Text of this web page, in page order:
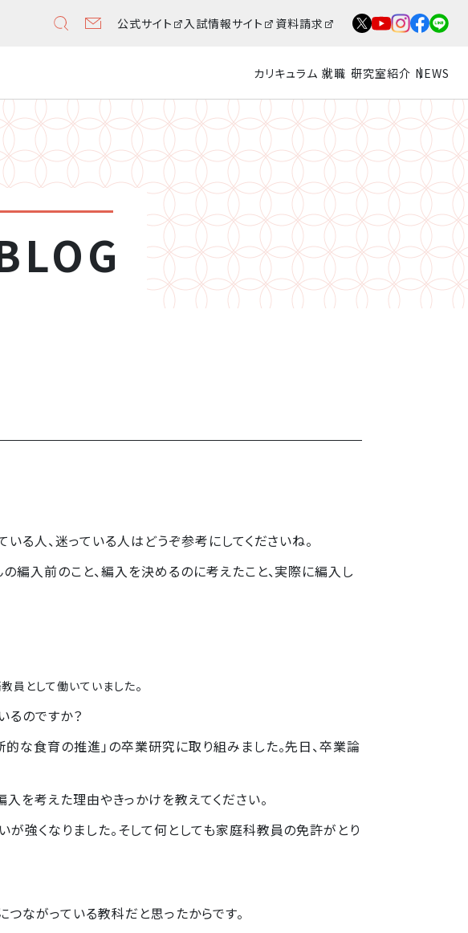
公式サイト 入試情報サイト 資料請求
カリキュラム 就職 研究室紹介 NEWS
る人、迷っている人はどうぞ参考にしてくださいね。
編入前のこと、編入を決めるのに考えたこと、実際に編入し
員として働いていました。
るのですか？
な食育の推進」の卒業研究に取り組みました。先日、卒業論
を考えた理由やきっかけを教えてください。
強くなりました。そして何としても家庭科教員の免許がとり
ながっている教科だと思ったからです。